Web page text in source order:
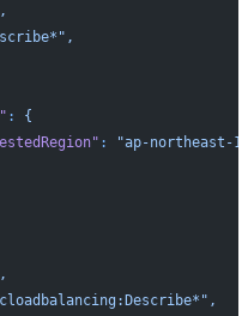
:
{
:
"ap-northeast-